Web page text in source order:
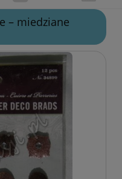
– miedziane